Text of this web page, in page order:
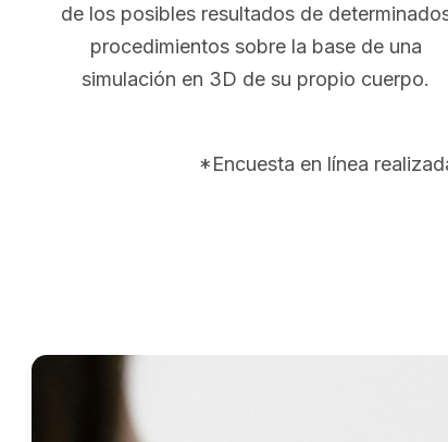
de los posibles resultados de
procedimientos sobre la base de una
simulación en 3D de su propio cuerpo.
*Encuesta en línea